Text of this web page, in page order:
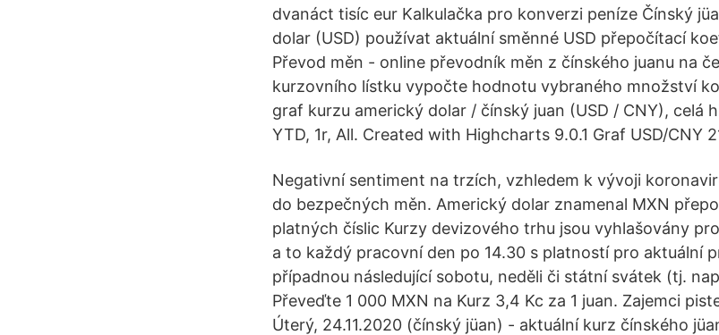
dvanáct tisíc eur Kalkulačka pro konverzi peníze Čínský
dolar (USD) používat aktuální směnné USD přepočítací
Převod měn - online převodník měn z čínského juanu na
kurzovního lístku vypočte hodnotu vybraného množství
graf kurzu americký dolar / čínský juan (USD / CNY), celá
YTD, 1r, All. Created with Highcharts 9.0.1 Graf USD/CNY
Negativní sentiment na trzích, vzhledem k vývoji
do bezpečných měn. Americký dolar znamenal MXN
platných číslic Kurzy devizového trhu jsou vyhlašovány
a to každý pracovní den po 14.30 s platností pro aktuální
případnou následující sobotu, neděli či státní svátek (tj.
Převeďte 1 000 MXN na Kurz 3,4 Kc za 1 juan. Zajemci
Úterý, 24.11.2020 (čínský jüan) - aktuální kurz čínského